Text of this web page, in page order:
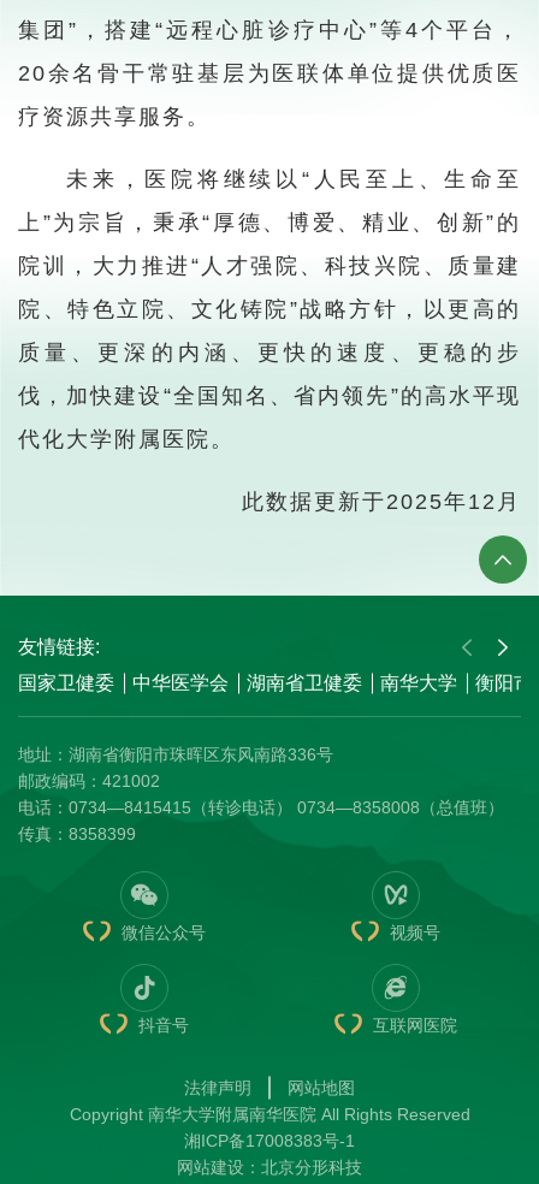
集团”，搭建“远程心脏诊疗中心”等4个平台，
20余名骨干常驻基层为医联体单位提供优质医
疗资源共享服务。
未来，医院将继续以“人民至上、生命至
上”为宗旨，秉承“厚德、博爱、精业、创新”的
院训，大力推进“人才强院、科技兴院、质量建
院、特色立院、文化铸院”战略方针，以更高的
质量、更深的内涵、更快的速度、更稳的步
伐，加快建设“全国知名、省内领先”的高水平现
代化大学附属医院。
此数据更新于2025年12月
友情链接:
国家卫健委
中华医学会 湖南省卫健委 南华大学 衡阳市
地址：湖南省衡阳市珠晖区东风南路336号
邮政编码：421002
电话：0734—8415415（转诊电话） 0734—8358008（总值班）
传真：8358399
微信公众号 视频号
抖音号 互联网医院
法律声明
网站地图
Copyright 南华大学附属南华医院 All Rights Reserved
湘ICP备17008383号-1
网站建设 ： 北京分形科技